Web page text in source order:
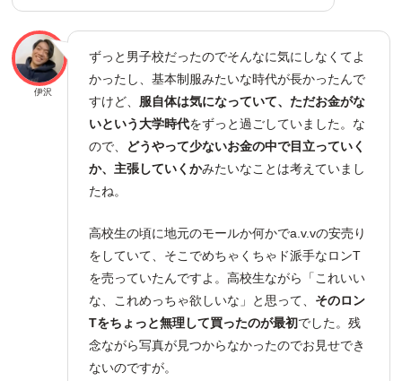
伊沢
ずっと男子校だったのでそんなに気にしなくてよ
かったし、基本制服みたいな時代が長かったんで
すけど、 服自体は気になっていて、ただお金がな
いという大学時代をずっと過ごしていました。な
ので、
どうやって少ないお金の中で目立っていく
か、主張していくかみたいなことは考えていまし
たね。
高校生の頃に地元のモールか何かでa.v.vの安売り
をしていて、そこでめちゃくちゃド派手なロンT
を売っていたんですよ。高校生ながら「これいい
な、これめっちゃ欲しいな」と思って、 そのロン
Tをちょっと無理して買ったのが最初でした。残
念ながら写真が見つからなかったのでお見せでき
ないのですが。